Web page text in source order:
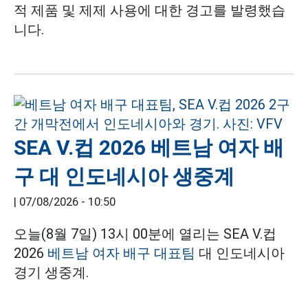
적 제품 및 제제 사용에 대한 경고를 발령했습
니다.
SEA V.컵 2026 베트남 여자 배
구 대 인도네시아 생중계
| 07/08/2026 - 10:50
오늘(8월 7일) 13시 00분에 열리는 SEA V.컵
2026 베트남 여자 배구 대표팀 대 인도네시아
경기 생중계.